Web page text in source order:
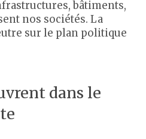
bâtiments,
nos sociétés. La
sur le plan politique
dans le